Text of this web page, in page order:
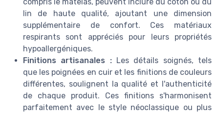
lin de haute qualité, ajoutant une dimension
supplémentaire de confort. Ces matériaux
respirants sont appréciés pour leurs propriétés
hypoallergéniques.
Finitions artisanales :Les détails soignés, tels
que les poignées en cuir et les finitions de couleurs
différentes, soulignent la qualité et l'authenticité
de chaque produit. Ces finitions s'harmonisent
parfaitement avec le style néoclassique ou plus